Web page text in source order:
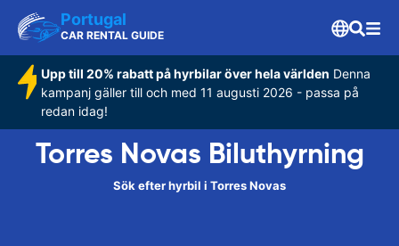
Portugal
CAR RENTAL GUIDE
Upp till 20% rabatt på hyrbilar över hela världen Denna
kampanj gäller till och med 11 augusti 2026 - passa på
redan idag!
Torres Novas Biluthyrning
Sök efter hyrbil i Torres Novas